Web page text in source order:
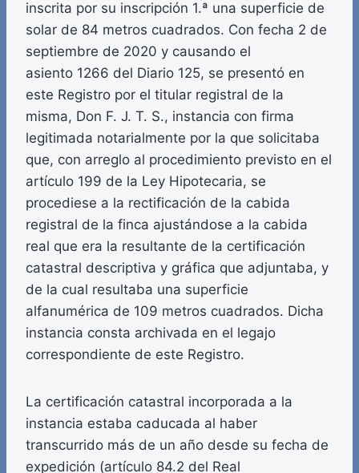
inscrita por su inscripción 1.ª una superficie de
solar de 84 metros cuadrados. Con fecha 2 de
septiembre de 2020 y causando el
asiento 1266 del Diario 125, se presentó en
este Registro por el titular registral de la
misma, Don F. J. T. S., instancia con firma
legitimada notarialmente por la que solicitaba
que, con arreglo al procedimiento previsto en el
artículo 199 de la Ley Hipotecaria, se
procediese a la rectificación de la cabida
registral de la finca ajustándose a la cabida
real que era la resultante de la certificación
catastral descriptiva y gráfica que adjuntaba, y
de la cual resultaba una superficie
alfanumérica de 109 metros cuadrados. Dicha
instancia consta archivada en el legajo
correspondiente de este Registro.
La certificación catastral incorporada a la
instancia estaba caducada al haber
transcurrido más de un año desde su fecha de
expedición (artículo 84.2 del Real